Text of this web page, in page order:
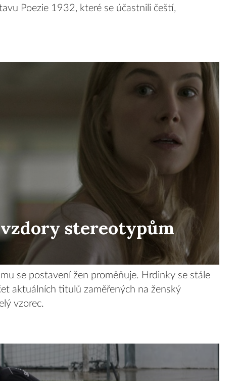
Poezie 1932, které se účastnili čeští,
stereotypům
se postavení žen proměňuje. Hrdinky se stále
aktuálních titulů zaměřených na ženský
vzorec.